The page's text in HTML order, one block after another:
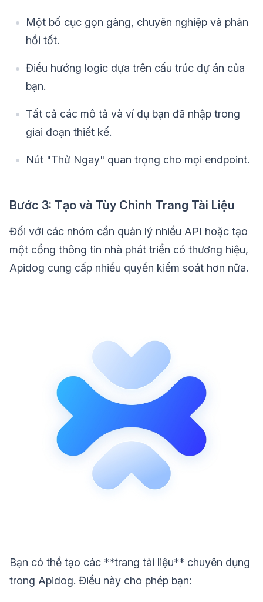
Một bố cục gọn gàng, chuyên nghiệp và phản
hồi tốt.
Điều hướng logic dựa trên cấu trúc dự án của
bạn.
Tất cả các mô tả và ví dụ bạn đã nhập trong
giai đoạn thiết kế.
Nút "Thử Ngay" quan trọng cho mọi endpoint.
Bước 3: Tạo và Tùy Chỉnh Trang Tài Liệu
Đối với các nhóm cần quản lý nhiều API hoặc tạo
một cổng thông tin nhà phát triển có thương hiệu,
Apidog cung cấp nhiều quyền kiểm soát hơn nữa.
Bạn có thể tạo các **trang tài liệu** chuyên dụng
trong Apidog. Điều này cho phép bạn: